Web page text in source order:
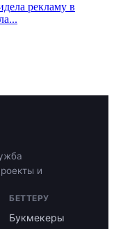
рекламу в
и
БЕТТЕРУ
Букмекеры